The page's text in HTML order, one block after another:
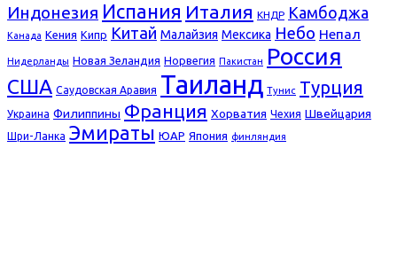
Индонезия Испания Италия КНДР Камбоджа
Канада Кения Кипр Китай Малайзия Мексика Небо Непал
Нидерланды Новая Зеландия Норвегия Пакистан Россия
США Саудовская Аравия Таиланд Тунис Турция
Украина Филиппины Франция Хорватия Чехия Швейцария
Шри-Ланка Эмираты ЮАР Япония финляндия